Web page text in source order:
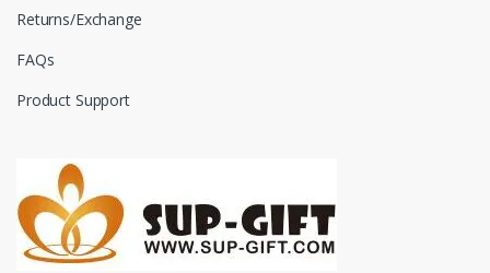
Returns/Exchange
FAQs
Product Support